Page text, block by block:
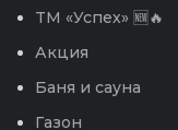
TM «Успех» 🆕🔥
Акция
Баня и сауна
Газон